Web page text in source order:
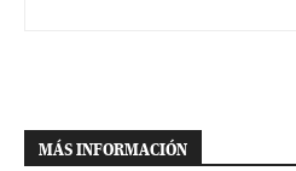
MÁS INFORMACIÓN